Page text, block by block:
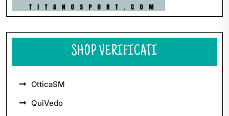
SHOP VERIFICATI
OtticaSM
QuiVedo